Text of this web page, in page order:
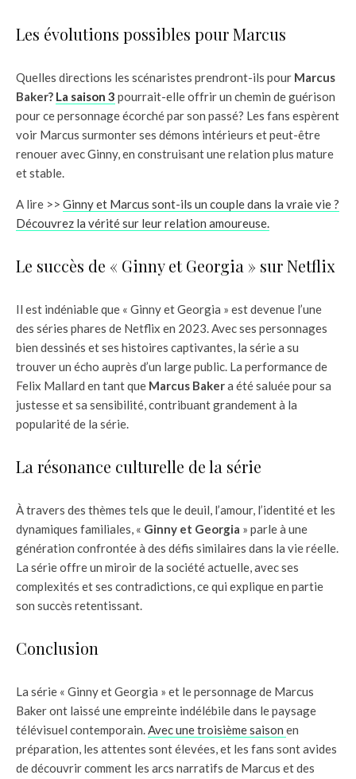
Les évolutions possibles pour Marcus
Quelles directions les scénaristes prendront-ils pour Marcus
Baker? La saison 3 pourrait-elle offrir un chemin de guérison
pour ce personnage écorché par son passé? Les fans espèrent
voir Marcus surmonter ses démons intérieurs et peut-être
renouer avec Ginny, en construisant une relation plus mature
et stable.
A lire >> Ginny et Marcus sont-ils un couple dans la vraie vie ?
Découvrez la vérité sur leur relation amoureuse.
Le succès de « Ginny et Georgia » sur Netflix
Il est indéniable que « Ginny et Georgia » est devenue l’une
des séries phares de Netflix en 2023. Avec ses personnages
bien dessinés et ses histoires captivantes, la série a su
trouver un écho auprès d’un large public. La performance de
Felix Mallard en tant que Marcus Bakera été saluée pour sa
justesse et sa sensibilité, contribuant grandement à la
popularité de la série.
La résonance culturelle de la série
À travers des thèmes tels que le deuil, l’amour, l’identité et les
dynamiques familiales, « Ginny et Georgia » parle à une
génération confrontée à des défis similaires dans la vie réelle.
La série offre un miroir de la société actuelle, avec ses
complexités et ses contradictions, ce qui explique en partie
son succès retentissant.
Conclusion
La série « Ginny et Georgia » et le personnage de Marcus
Baker ont laissé une empreinte indélébile dans le paysage
télévisuel contemporain.Avec une troisième saison en
préparation, les attentes sont élevées, et les fans sont avides
de découvrir comment les arcs narratifs de Marcus et des